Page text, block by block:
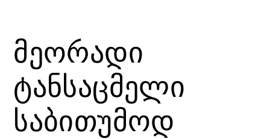
მეორადი
ტანსაცმელი
საბითუმოდ